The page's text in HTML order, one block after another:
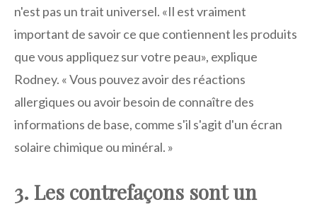
n'est pas un trait universel. «Il est vraiment
important de savoir ce que contiennent les produits
que vous appliquez sur votre peau», explique
Rodney. « Vous pouvez avoir des réactions
allergiques ou avoir besoin de connaître des
informations de base, comme s'il s'agit d'un écran
solaire chimique ou minéral. »
3. Les contrefaçons sont un